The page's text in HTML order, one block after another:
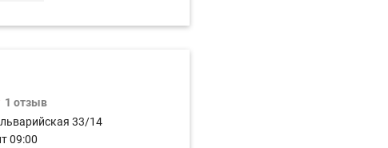
1 отзыв
33/14
09:00